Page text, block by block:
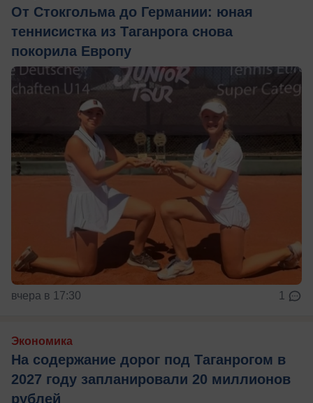
От Стокгольма до Германии: юная
теннисистка из Таганрога снова
покорила Европу
вчера в 17:30 1
Экономика
На содержание дорог под Таганрогом в
2027 году запланировали 20 миллионов
рублей